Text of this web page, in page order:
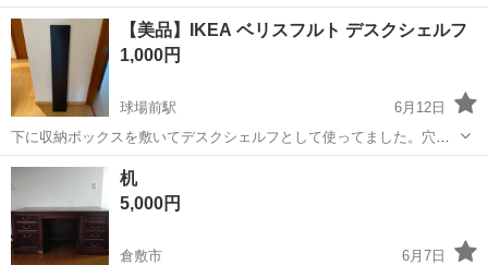
【美品】IKEA ベリスフルト デスクシェルフ
1,000円
球場前駅
6月12日
下に収納ボックスを敷いてデスクシェルフとして使ってました。穴な
ど開けてません。 状態もかなり綺麗です。 【サイズ】
120cm×20cm×2.5cm
岡山 倉敷市
机
5,000円
倉敷市
6月7日